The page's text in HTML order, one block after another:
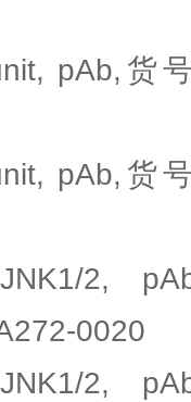
pAb,货
pAb,货
0020